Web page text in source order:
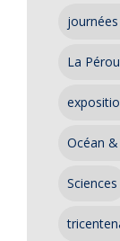
La
Océan
Sciences